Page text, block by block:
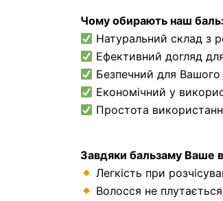
Чому обирають наш
Натуральний склад з
Ефективний догляд
Безпечний для Вашого
Економічний у
Простота
Завдяки бальзаму Ваше
Легкість при
Волосся не